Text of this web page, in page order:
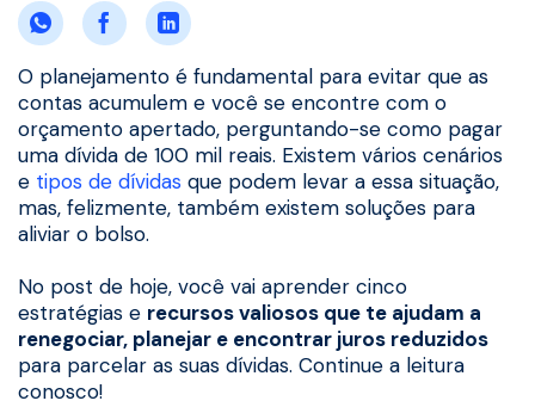
O planejamento é fundamental para evitar que as
contas acumulem e você se encontre com o
orçamento apertado, perguntando-se como pagar
uma dívida de 100 mil reais. Existem vários cenários
e tipos de dívidas que podem levar a essa situação,
mas, felizmente, também existem soluções para
aliviar o bolso.
No post de hoje, você vai aprender cinco
estratégias e recursos valiosos que te ajudam a
renegociar, planejar e encontrar juros reduzidos
para parcelar as suas dívidas. Continue a leitura
conosco!